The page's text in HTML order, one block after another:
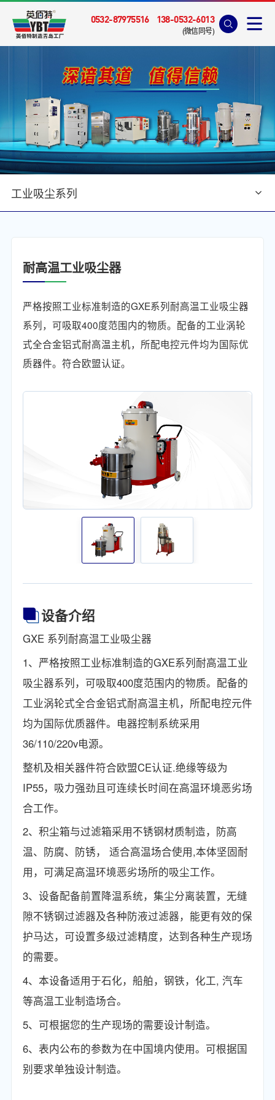
0532-87975516 138-0532-6013
(微信同号)
工业吸尘系列
工业吸尘系列
耐高温工业吸尘器
严格按照工业标准制造的GXE系列耐高温工业吸尘器
系列，可吸取400度范围内的物质。配备的工业涡轮
式全合金铝式耐高温主机，所配电控元件均为国际优
质器件。符合欧盟认证。
设备介绍
GXE 系列耐高温工业吸尘器
1、严格按照工业标准制造的GXE系列耐高温工业
吸尘器系列，可吸取400度范围内的物质。配备的
工业涡轮式全合金铝式耐高温主机，所配电控元件
均为国际优质器件。电器控制系统采用
36/110/220v电源。
整机及相关器件符合欧盟CE认证.绝缘等级为
IP55，吸力强劲且可连续长时间在高温环境恶劣场
合工作。
2、积尘箱与过滤箱采用不锈钢材质制造，防高
温、防腐、防锈， 适合高温场合使用,本体坚固耐
用，可满足高温环境恶劣场所的吸尘工作。
3、设备配备前置降温系统，集尘分离装置，无缝
隙不锈钢过滤器及各种防液过滤器，能更有效的保
护马达，可设置多级过滤精度，达到各种生产现场
的需要。
4、本设备适用于石化，船舶，钢铁，化工, 汽车
等高温工业制造场合。
5、可根据您的生产现场的需要设计制造。
6、表内公布的参数为在中国境内使用。可根据国
别要求单独设计制造。